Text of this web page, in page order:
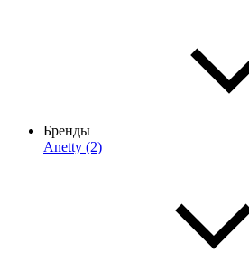
Бренды
Anetty (2)